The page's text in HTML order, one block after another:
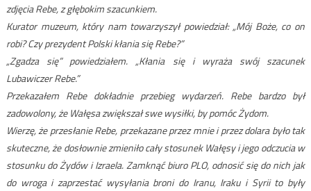
zdjęcia Rebe, z głębokim szacunkiem.
Kurator muzeum, który nam towarzyszył powiedział: „Mój Boże, co on
robi? Czy prezydent Polski kłania się Rebe?”
„Zgadza się” powiedziałem. „Kłania się i wyraża swój szacunek
Lubawiczer Rebe.”
Przekazałem Rebe dokładnie przebieg wydarzeń. Rebe bardzo był
zadowolony, że Wałęsa zwiększał swe wysiłki, by pomóc Żydom.
Wierzę, że przesłanie Rebe, przekazane przez mnie i przez dolara było tak
skuteczne, że dosłownie zmieniło cały stosunek Wałęsy i jego odczucia w
stosunku do Żydów i Izraela. Zamknąć biuro PLO, odnosić się do nich jak
do wroga i zaprzestać wysyłania broni do Iranu, Iraku i Syrii to były